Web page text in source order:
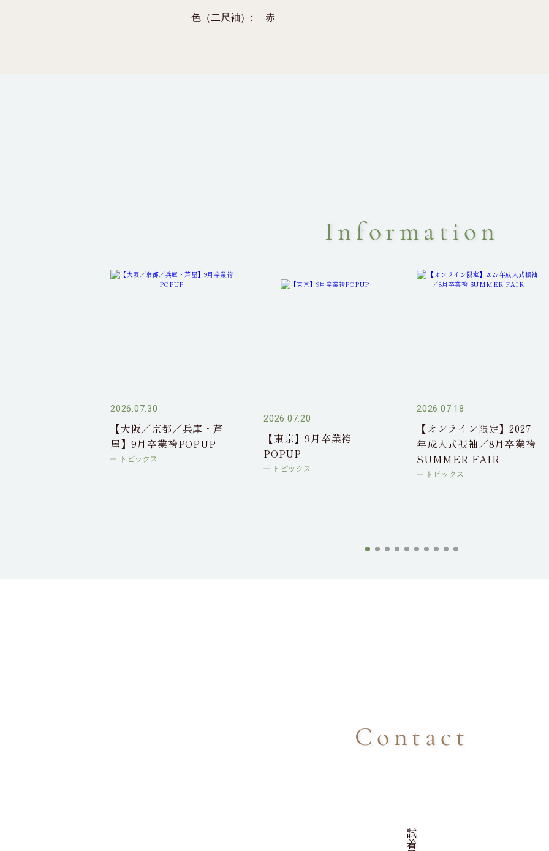
色（二尺袖） 赤
Information
2026.07.30
【大阪／京都／兵庫・芦
屋】9月卒業袴POPUP
トピックス
2026.07.20
【東京】9月卒業袴
POPUP
トピックス
2026.07.18
【オンライン限定】2027
年成人式振袖／8月卒業袴
SUMMER FAIR
トピックス
Contact